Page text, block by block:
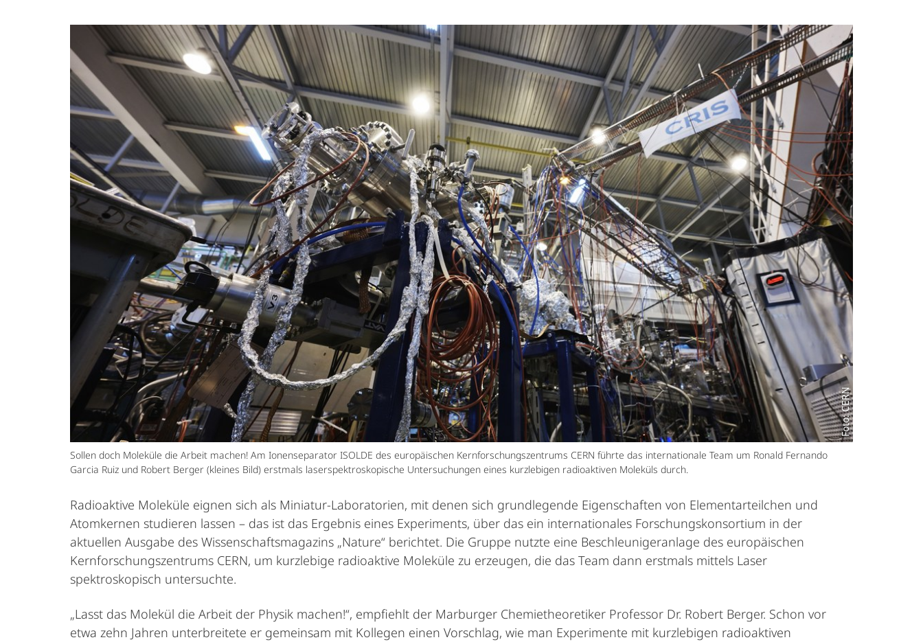
Foto: CERN
Sollen doch Moleküle die Arbeit machen! Am Ionenseparator ISOLDE des europäischen Kernforschungszentrums CERN führte das internationale Team um Ronald Fernando
Garcia Ruiz und Robert Berger (kleines Bild) erstmals laserspektroskopische Untersuchungen eines kurzlebigen radioaktiven Moleküls durch.
Radioaktive Moleküle eignen sich als Miniatur-Laboratorien, mit denen sich grundlegende Eigenschaften von Elementarteilchen und
Atomkernen studieren lassen – das ist das Ergebnis eines Experiments, über das ein internationales Forschungskonsortium in der
aktuellen Ausgabe des Wissenschaftsmagazins „Nature“ berichtet. Die Gruppe nutzte eine Beschleunigeranlage des europäischen
Kernforschungszentrums CERN, um kurzlebige radioaktive Moleküle zu erzeugen, die das Team dann erstmals mittels Laser
spektroskopisch untersuchte.
„Lasst das Molekül die Arbeit der Physik machen!“, empfiehlt der Marburger Chemietheoretiker Professor Dr. Robert Berger. Schon vor
etwa zehn Jahren unterbreitete er gemeinsam mit Kollegen einen Vorschlag, wie man Experimente mit kurzlebigen radioaktiven